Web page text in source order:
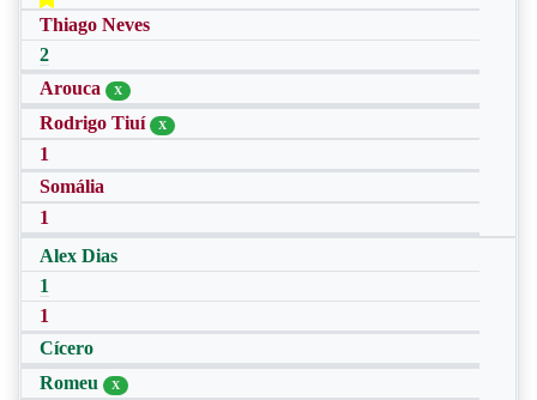
Thiago Neves
2
Arouca
X
Rodrigo Tiuí X
1
Somália
1
Alex Dias
1
1
Cícero
Romeu
X